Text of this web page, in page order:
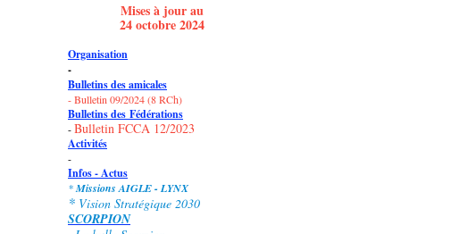
Mises à jour au
24 octobre 2024
Organisation
-
Bulletins des amicales
- Bulletin 09/2024 (8 RCh)
Bulletins des Fédérations
-Bulletin FCCA 12/2023
Activités
-
Infos - Actus
*Missions AIGLE - LYNX
* Vision Stratégique 2030
SCORPION